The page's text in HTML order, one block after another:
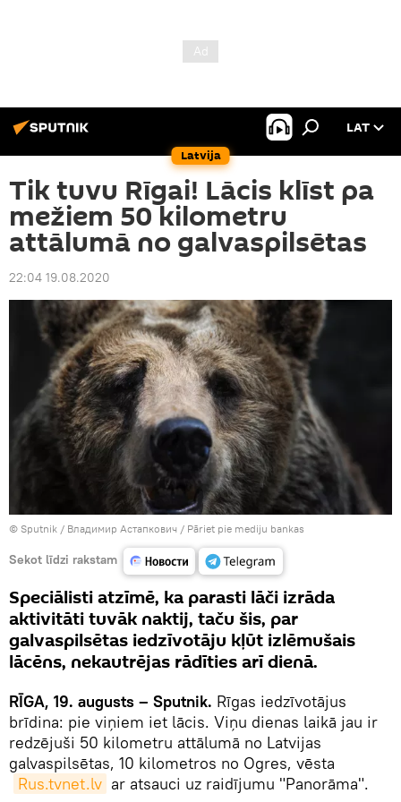
Latvija
LAT
Tik tuvu Rīgai! Lācis klīst pa
mežiem 50 kilometru
attālumā no galvaspilsētas
22:04 19.08.2020
© Sputnik / Владимир Астапкович / Pāriet pie mediju bankas
Sekot līdzi rakstam
Speciālisti atzīmē, ka parasti lāči izrāda
aktivitāti tuvāk naktij, taču šis, par
galvaspilsētas iedzīvotāju kļūt izlēmušais
lācēns, nekautrējas rādīties arī dienā.
RĪGA, 19. augusts – Sputnik. Rīgas iedzīvotājus
brīdina: pie viņiem iet lācis. Viņu dienas laikā jau ir
redzējuši 50 kilometru attālumā no Latvijas
galvaspilsētas, 10 kilometros no Ogres, vēsta
Rus.tvnet.lv ar atsauci uz raidījumu "Panorāma".